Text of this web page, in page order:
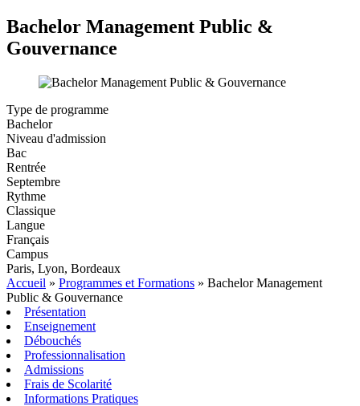
Bachelor Management Public &
Gouvernance
Type de programme
Bachelor
Niveau d'admission
Bac
Rentrée
Septembre
Rythme
Classique
Langue
Français
Campus
Paris, Lyon, Bordeaux
Accueil » Programmes et Formations » Bachelor Management
Public & Gouvernance
Présentation
Enseignement
Débouchés
Professionnalisation
Admissions
Frais de Scolarité
Informations Pratiques